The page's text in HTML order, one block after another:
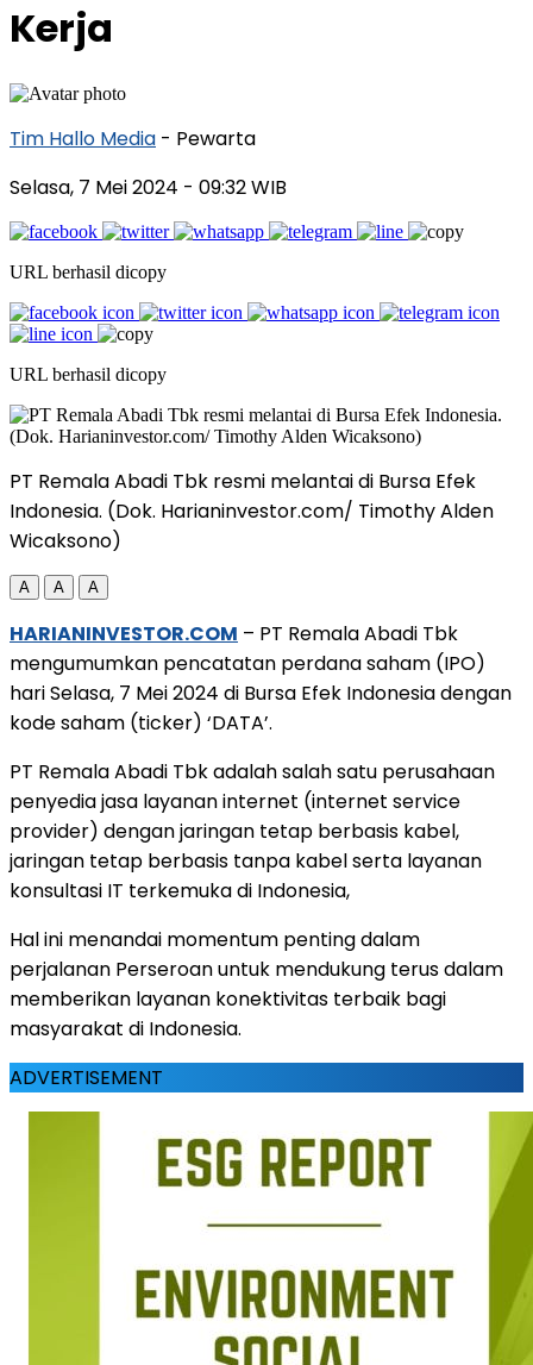
Kerja
Tim Hallo Media - Pewarta
Selasa, 7 Mei 2024 - 09:32 WIB
URL berhasil dicopy
URL berhasil dicopy
PT Remala Abadi Tbk resmi melantai di Bursa Efek
Indonesia. (Dok. Harianinvestor.com/ Timothy Alden
Wicaksono)
A A A
HARIANINVESTOR.COM – PT Remala Abadi Tbk
mengumumkan pencatatan perdana saham (IPO)
hari Selasa, 7 Mei 2024 di Bursa Efek Indonesia dengan
kode saham (ticker) ‘DATA’.
PT Remala Abadi Tbk adalah salah satu perusahaan
penyedia jasa layanan internet (internet service
provider) dengan jaringan tetap berbasis kabel,
jaringan tetap berbasis tanpa kabel serta layanan
konsultasi IT terkemuka di Indonesia,
Hal ini menandai momentum penting dalam
perjalanan Perseroan untuk mendukung terus dalam
memberikan layanan konektivitas terbaik bagi
masyarakat di Indonesia.
ADVERTISEMENT